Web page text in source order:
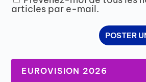
articles par e-mail.
EUROVISION 2026